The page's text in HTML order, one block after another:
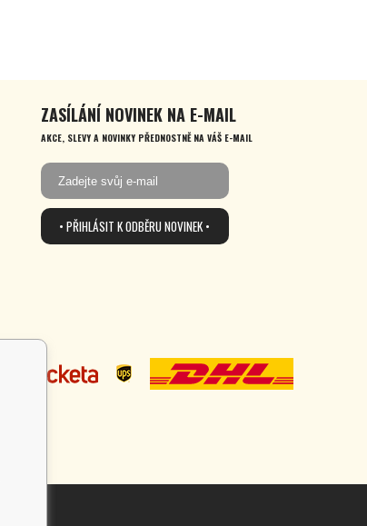
ZASÍLÁNÍ NOVINEK NA E-MAIL
AKCE, SLEVY A NOVINKY PŘEDNOSTNĚ NA VÁŠ E-MAIL
• PŘIHLÁSIT K ODBĚRU NOVINEK •